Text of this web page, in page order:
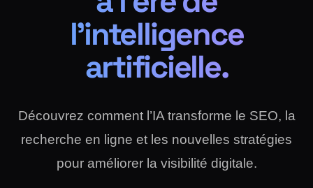
l’intelligence
artificielle.
Découvrez comment l’IA transforme le SEO, la
recherche en ligne et les nouvelles stratégies
pour améliorer la visibilité digitale.